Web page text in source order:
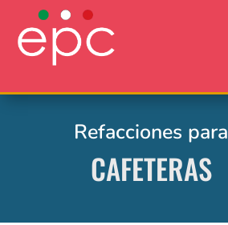
Refacciones para
CAFETERAS